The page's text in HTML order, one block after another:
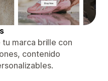
marca brille con
contenido